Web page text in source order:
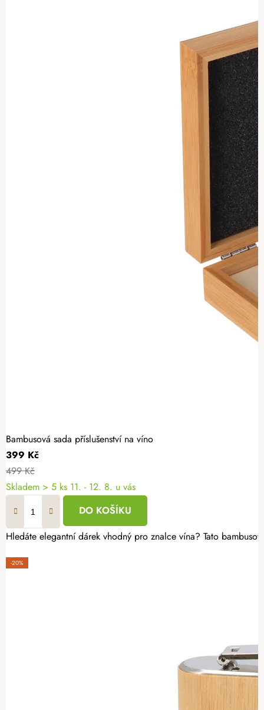
Bambusová sada příslušenství na víno
399 Kč
499 Kč
Skladem > 5 ks 11. - 12. 8. u vás
DO KOŠÍKU
Hledáte elegantní dárek vhodný pro znalce vína? Tato
-20%